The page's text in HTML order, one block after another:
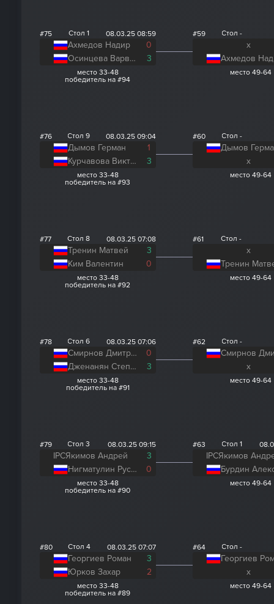
#75 Стол 1 08.03.25 08:59
Ахмедов Надир
0
Осинцева Варвара
3
место 33-48
победитель на #94
#76 Стол 9 08.03.25 09:04
Дымов Герман
1
Курчавова Виктория
3
место 33-48
победитель на #93
#77 Стол 8 08.03.25 07:08
Тренин Матвей
3
Ким Валентин
0
место 33-48
победитель на #92
#78 Стол 6 08.03.25 07:06
Смирнов Дмитрий
0
Дженанян Степан
3
место 33-48
победитель на #91
#79 Стол 3 08.03.25 09:15
IPCЯкимов Андрей
3
Нигматулин Руслан
0
место 33-48
победитель на #90
#80 Стол 4 08.03.25 07:07
Георгиев Роман
3
Юрков Захар
2
место 33-48
победитель на #89
#59 Стол -
x
Ахмедов
место 49-64
#60 Стол -
Дымов
x
место 49-64
#61 Стол -
x
Тренин
место 49-64
#62 Стол -
x
место 49-64
#63 Стол 1
IPCЯкимов
место 49-64
#64 Стол -
Георгиев
x
место 49-64